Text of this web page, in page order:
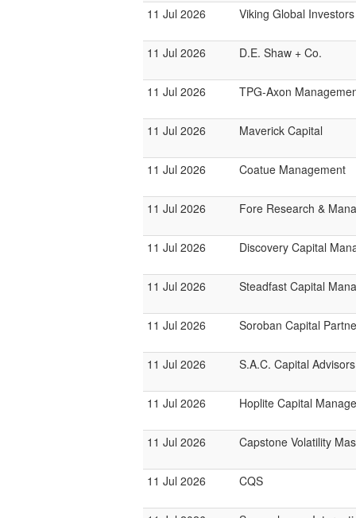
11 Jul 2026 Viking Global Investors
11 Jul 2026 D.E. Shaw + Co.
11 Jul 2026 TPG-Axon
11 Jul 2026 Maverick Capital
11 Jul 2026 Coatue Management
11 Jul 2026 Fore Research &
11 Jul 2026 Discovery Capital
11 Jul 2026 Steadfast Capital
11 Jul 2026 Soroban Capital
11 Jul 2026 S.A.C. Capital Advisors
11 Jul 2026 Hoplite Capital
11 Jul 2026 Capstone Volatility
11 Jul 2026 CQS